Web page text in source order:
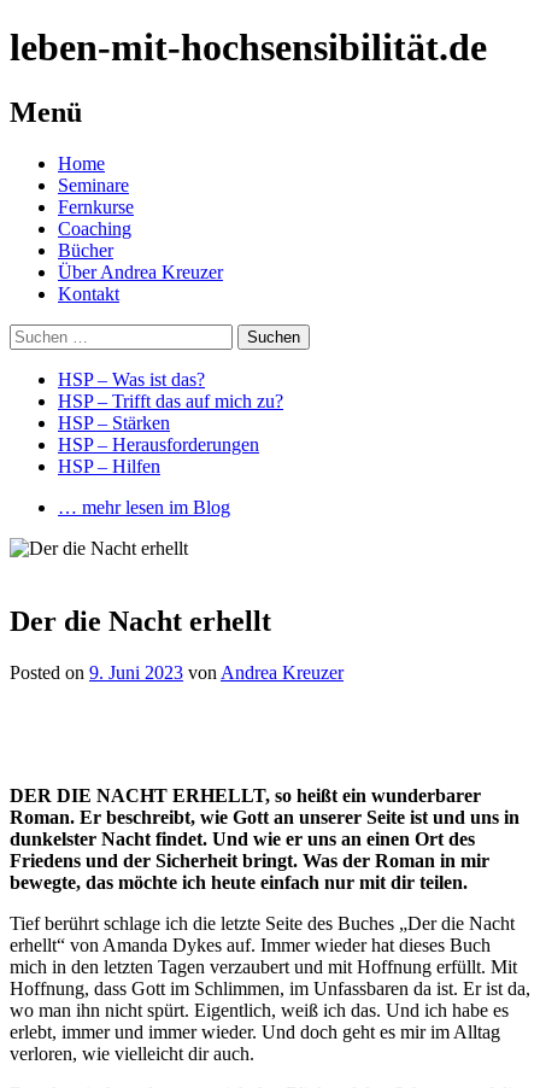
leben-mit-hochsensibilität.de
Menü
Springe
zum
Inhalt
Home
Seminare
Fernkurse
Coaching
Bücher
Über Andrea Kreuzer
Kontakt
Suchen
nach:
HSP – Was ist das?
HSP – Trifft das auf mich zu?
HSP – Stärken
HSP – Herausforderungen
HSP – Hilfen
… mehr lesen im Blog
Der die Nacht erhellt
Posted on 9. Juni 2023 von Andrea Kreuzer
DER DIE NACHT ERHELLT, so heißt ein wunderbarer
Roman. Er beschreibt, wie Gott an unserer Seite ist und uns in
dunkelster Nacht findet. Und wie er uns an einen Ort des
Friedens und der Sicherheit bringt. Was der Roman in mir
bewegte, das möchte ich heute einfach nur mit dir teilen.
Tief berührt schlage ich die letzte Seite des Buches „Der die Nacht
erhellt“ von Amanda Dykes auf. Immer wieder hat dieses Buch
mich in den letzten Tagen verzaubert und mit Hoffnung erfüllt. Mit
Hoffnung, dass Gott im Schlimmen, im Unfassbaren da ist. Er ist da,
wo man ihn nicht spürt. Eigentlich, weiß ich das. Und ich habe es
erlebt, immer und immer wieder. Und doch geht es mir im Alltag
verloren, wie vielleicht dir auch.